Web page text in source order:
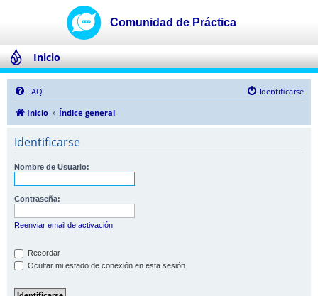
Inicio
FAQ
Identificarse
Inicio
Índice general
Identificarse
Nombre de Usuario:
Contraseña:
Reenviar email de activación
Recordar
Ocultar mi estado de conexión en esta sesión